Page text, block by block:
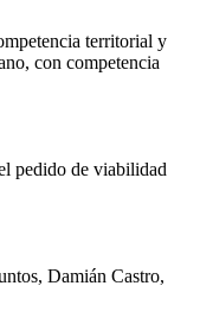
territorial y
con competencia
pedido de viabilidad
Damián Castro,